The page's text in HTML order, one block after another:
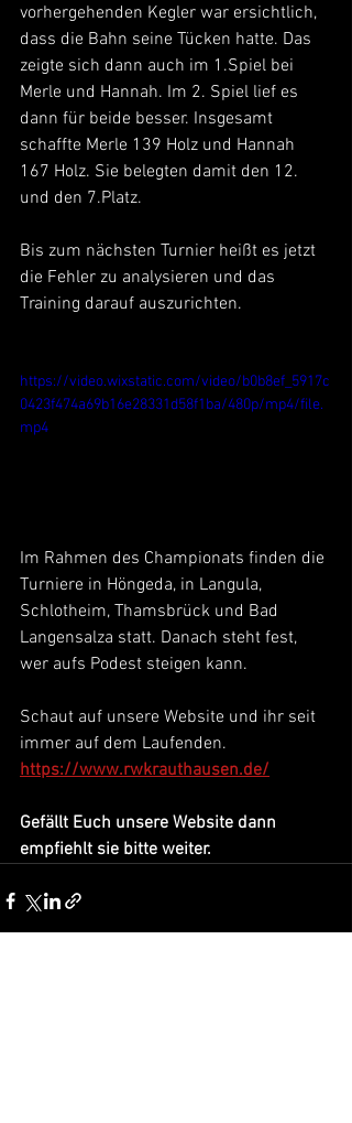
vorhergehenden Kegler war ersichtlich,
dass die Bahn seine Tücken hatte. Das
zeigte sich dann auch im 1.Spiel bei
Merle und Hannah. Im 2. Spiel lief es
dann für beide besser. Insgesamt
schaffte Merle 139 Holz und Hannah
167 Holz. Sie belegten damit den 12.
und den 7.Platz.
Bis zum nächsten Turnier heißt es jetzt
die Fehler zu analysieren und das
Training darauf auszurichten.
https://video.wixstatic.com/video/b0b8ef_5917c
0423f474a69b16e28331d58f1ba/480p/mp4/file.
mp4
Im Rahmen des Championats finden die
Turniere in Höngeda, in Langula,
Schlotheim, Thamsbrück und Bad
Langensalza statt. Danach steht fest,
wer aufs Podest steigen kann.
Schaut auf unsere Website und ihr seit
immer auf dem Laufenden.
https://www.rwkrauthausen.de/
Gefällt Euch unsere Website dann
empfiehlt sie bitte weiter.